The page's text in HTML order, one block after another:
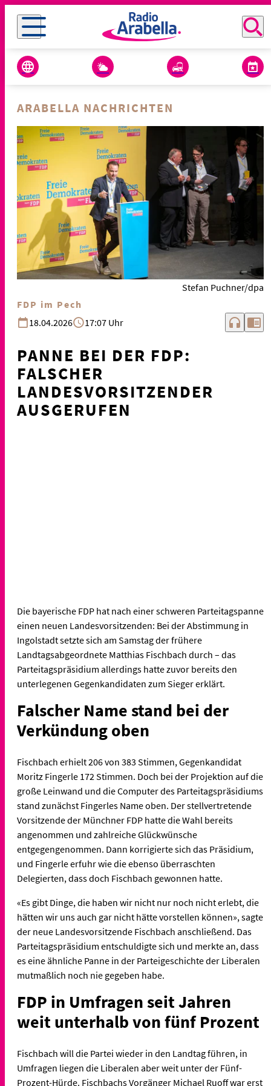
ARABELLA NACHRICHTEN
Stefan Puchner/dpa
FDP im Pech
18.04.2026
17:07 Uhr headphones chrome_reader_mode
PANNE BEI DER FDP:
FALSCHER
LANDESVORSITZENDER
AUSGERUFEN
Die bayerische FDP hat nach einer schweren Parteitagspanne
einen neuen Landesvorsitzenden: Bei der Abstimmung in
Ingolstadt setzte sich am Samstag der frühere
Landtagsabgeordnete Matthias Fischbach durch – das
Parteitagspräsidium allerdings hatte zuvor bereits den
unterlegenen Gegenkandidaten zum Sieger erklärt.
Falscher Name stand bei der
Verkündung oben
Fischbach erhielt 206 von 383 Stimmen, Gegenkandidat
Moritz Fingerle 172 Stimmen. Doch bei der Projektion auf die
große Leinwand und die Computer des Parteitagspräsidiums
stand zunächst Fingerles Name oben. Der stellvertretende
Vorsitzende der Münchner FDP hatte die Wahl bereits
angenommen und zahlreiche Glückwünsche
entgegengenommen. Dann korrigierte sich das Präsidium,
und Fingerle erfuhr wie die ebenso überraschten
Delegierten, dass doch Fischbach gewonnen hatte.
«Es gibt Dinge, die haben wir nicht nur noch nicht erlebt, die
hätten wir uns auch gar nicht hätte vorstellen können», sagte
der neue Landesvorsitzende Fischbach anschließend. Das
Parteitagspräsidium entschuldigte sich und merkte an, dass
es eine ähnliche Panne in der Parteigeschichte der Liberalen
mutmaßlich noch nie gegeben habe.
FDP in Umfragen seit Jahren
weit unterhalb von fünf Prozent
Fischbach will die Partei wieder in den Landtag führen, in
Umfragen liegen die Liberalen aber weit unter der Fünf-
Prozent-Hürde. Fischbachs Vorgänger Michael Ruoff war erst